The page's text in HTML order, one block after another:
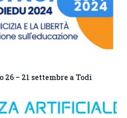
– 21 settembre a Todi